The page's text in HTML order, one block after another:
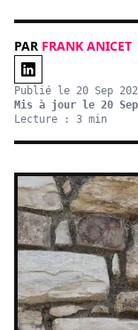
PAR FRANK ANICET
Publié le 20 Sep
Mis à jour le 20 Sep
Lecture : 3 min